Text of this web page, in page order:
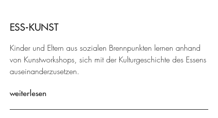
ESS-KUNST
Kinder und Eltern aus sozialen Brennpunkten lernen anhand
von Kunstworkshops, sich mit der Kulturgeschichte des Essens
auseinanderzusetzen.
weiterlesen